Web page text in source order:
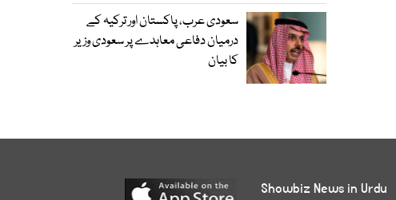
سعودی عرب، پاکستان اور ترکیہ کے
درمیان دفاعی معاہدے پر سعودی وزیر
کا بیان
Showbiz News in Urdu